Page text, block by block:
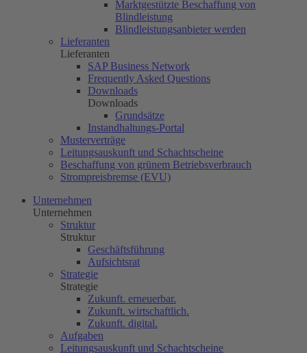
Marktgestützte Beschaffung von
Blindleistung
Blindleistungsanbieter werden
Lieferanten
Lieferanten
SAP Business Network
Frequently Asked Questions
Downloads
Downloads
Grundsätze
Instandhaltungs-Portal
Musterverträge
Leitungsauskunft und Schachtscheine
Beschaffung von grünem Betriebsverbrauch
Strompreisbremse (EVU)
Unternehmen
Unternehmen
Struktur
Struktur
Geschäftsführung
Aufsichtsrat
Strategie
Strategie
Zukunft. erneuerbar.
Zukunft. wirtschaftlich.
Zukunft. digital.
Aufgaben
Leitungsauskunft und Schachtscheine